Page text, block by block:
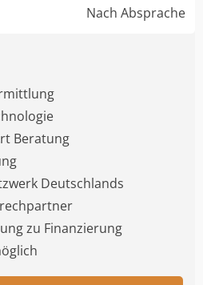
Nach Absprache
Beratung
Deutschlands
zu Finanzierung